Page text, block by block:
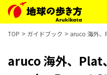
TOP ガイドブック aruco 海外、
aruco 海外、Plat